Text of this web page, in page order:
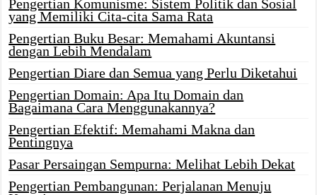
Pengertian Komunisme: Sistem Politik dan Sosial
yang Memiliki Cita-cita Sama Rata
Pengertian Buku Besar: Memahami Akuntansi
dengan Lebih Mendalam
Pengertian Diare dan Semua yang Perlu Diketahui
Pengertian Domain: Apa Itu Domain dan
Bagaimana Cara Menggunakannya?
Pengertian Efektif: Memahami Makna dan
Pentingnya
Pasar Persaingan Sempurna: Melihat Lebih Dekat
Pengertian Pembangunan: Perjalanan Menuju